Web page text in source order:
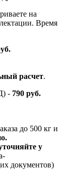
на
Время
расчет.
- 790 руб.
до 500 кг и
точняйте у
документов)